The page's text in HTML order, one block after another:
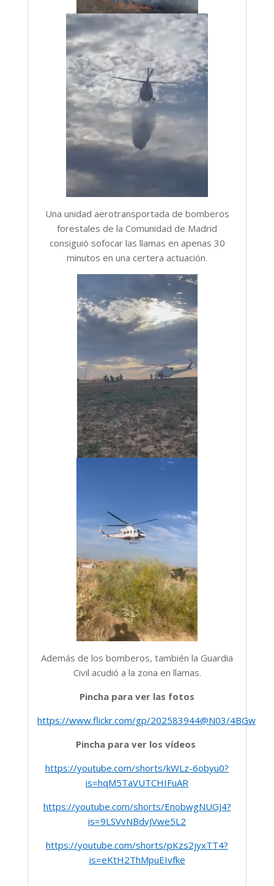
Una unidad aerotransportada de bomberos
forestales de la Comunidad de Madrid
consiguió sofocar las llamas en apenas 30
minutos en una certera actuación.
Además de los bomberos, también la Guardia
Civil acudió a la zona en llamas.
Pincha para ver las fotos
https://www.flickr.com/gp/202583944@N03/
Pincha para ver los vídeos
https://youtube.com/shorts/kWLz-6obyu0?
is=hqM5TaVUTCHIFuAR
https://youtube.com/shorts/EnobwgNUGJ4?
is=9LSVvNBdvJVwe5L2
https://youtube.com/shorts/pKzs2jyxTT4?
is=eKtH2ThMpuEIvfke